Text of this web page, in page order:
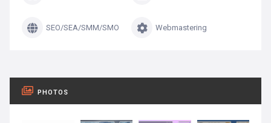
SEO/SEA/SMM/SMO Webmastering
PHOTOS